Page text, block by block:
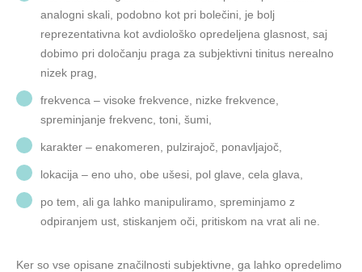
analogni skali, podobno kot pri bolečini, je bolj
reprezentativna kot avdiološko opredeljena glasnost, saj
dobimo pri določanju praga za subjektivni tinitus nerealno
nizek prag,
frekvenca – visoke frekvence, nizke frekvence,
spreminjanje frekvenc, toni, šumi,
karakter – enakomeren, pulzirajoč, ponavljajoč,
lokacija – eno uho, obe ušesi, pol glave, cela glava,
po tem, ali ga lahko manipuliramo, spreminjamo z
odpiranjem ust, stiskanjem oči, pritiskom na vrat ali ne.
Ker so vse opisane značilnosti subjektivne, ga lahko opredelimo